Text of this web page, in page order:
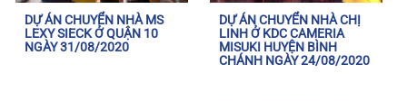
DỰ ÁN CHUYỂN NHÀ MS
LEXY SIECK Ở QUẬN 10
NGÀY 31/08/2020
DỰ ÁN CHUYỂN NHÀ CHỊ
LINH Ở KDC CAMERIA
MISUKI HUYỆN BÌNH
CHÁNH NGÀY 24/08/2020